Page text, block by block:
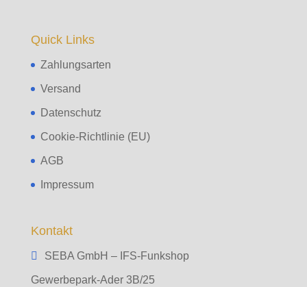
Quick Links
Zahlungsarten
Versand
Datenschutz
Cookie-Richtlinie (EU)
AGB
Impressum
Kontakt
SEBA GmbH – IFS-Funkshop
Gewerbepark-Ader 3B/25